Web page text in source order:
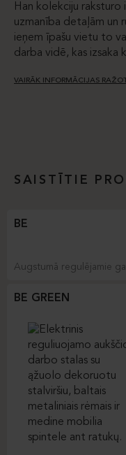
Han kolekciju
uzmanība detaļām un
ieņem īpašu vietu to
darba vidē, kas
VAIRĀK INFORMĀCIJAS
SAISTĪTIE
BE
Augstumā regulējamie
BE GREEN